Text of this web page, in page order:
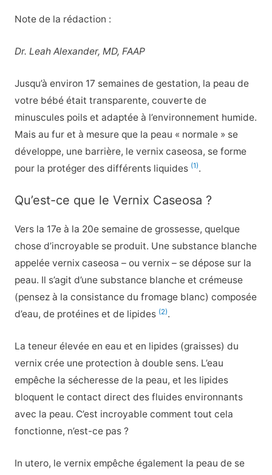
Note de la rédaction :
Dr. Leah Alexander, MD, FAAP
Jusqu’à environ 17 semaines de gestation, la peau de
votre bébé était transparente, couverte de
minuscules poils et adaptée à l’environnement humide.
Mais au fur et à mesure que la peau « normale » se
développe, une barrière, le vernix caseosa, se forme
pour la protéger des différents liquides (1).
Qu’est-ce que le Vernix Caseosa ?
Vers la 17e à la 20e semaine de grossesse, quelque
chose d’incroyable se produit. Une substance blanche
appelée vernix caseosa – ou vernix – se dépose sur la
peau. Il s’agit d’une substance blanche et crémeuse
(pensez à la consistance du fromage blanc) composée
d’eau, de protéines et de lipides (2).
La teneur élevée en eau et en lipides (graisses) du
vernix crée une protection à double sens. L’eau
empêche la sécheresse de la peau, et les lipides
bloquent le contact direct des fluides environnants
avec la peau. C’est incroyable comment tout cela
fonctionne, n’est-ce pas ?
In utero, le vernix empêche également la peau de se